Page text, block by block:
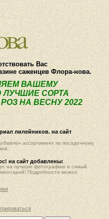
О компании Как
Вас
саженцев Флора-нова.
ВАШЕМУ
СОРТА
НА ВЕСНУ 2022
лилейников. на сайт
ассортимент по посадочному
на сайт добавлены:
на лучшую фотографию и самый
Подробности можно